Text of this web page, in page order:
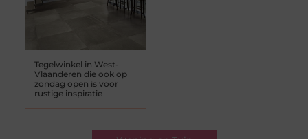
Tegelwinkel in West-
Vlaanderen die ook op
zondag open is voor
rustige inspiratie